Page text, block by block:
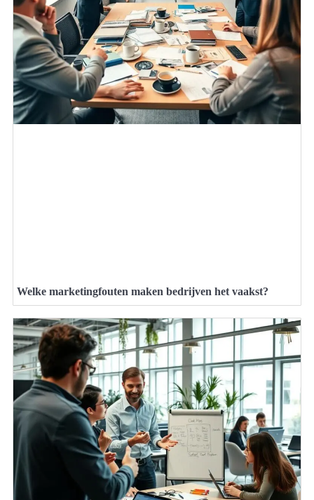
Welke marketingfouten maken bedrijven het vaakst?